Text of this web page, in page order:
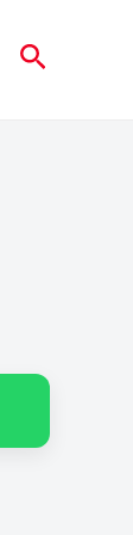
Search